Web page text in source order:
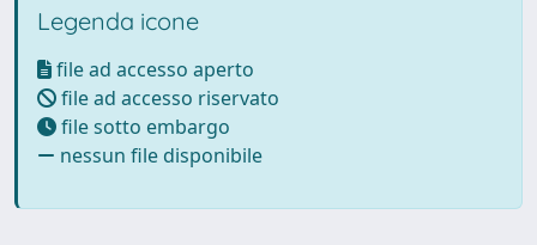
Legenda icone
file ad accesso aperto
file ad accesso riservato
file sotto embargo
nessun file disponibile